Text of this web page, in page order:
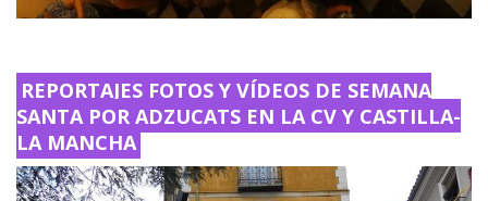
REPORTAJES FOTOS Y VÍDEOS DE SEMANA
SANTA POR ADZUCATS EN LA CV Y CASTILLA-
LA MANCHA